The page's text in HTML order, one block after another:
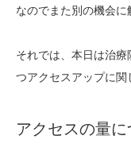
なのでまた別の機会に
それでは、本日は治
つアクセスアップに関
アクセスの量に